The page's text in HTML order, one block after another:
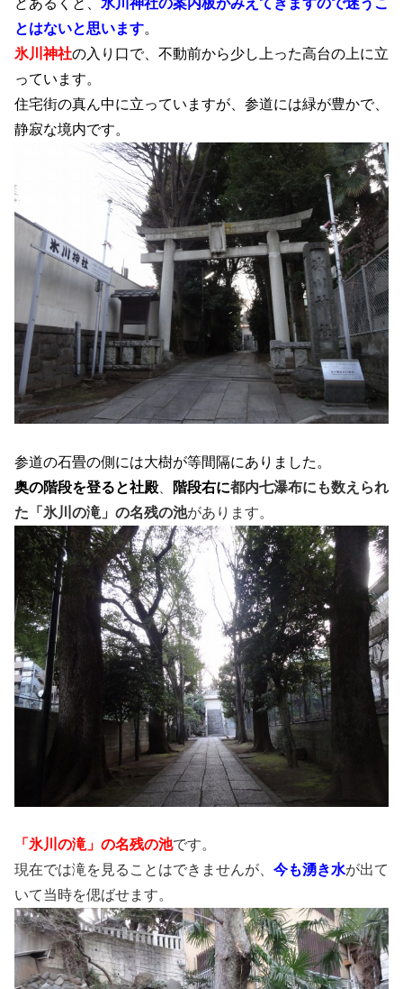
とはないと思います。
氷川神社の入り口で、不動前から少し上った高台の上に立
っています。
住宅街の真ん中に立っていますが、参道には緑が豊かで、
静寂な境内です。
参道の石畳の側には大樹が等間隔にありました。
奥の階段を登ると社殿、 階段右に都内七瀑布にも数えられ
た「氷川の滝」の名残の池があります。
「氷川の滝」の名残の池です。
現在では滝を見ることはできませんが、 今も湧き水が出て
いて当時を偲ばせます。